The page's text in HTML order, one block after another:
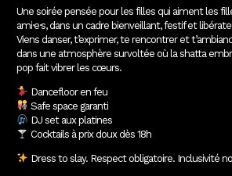
Une soirée pensée pour les filles qui aiment les
ami·e·s, dans un cadre bienveillant, festif et
Viens danser, t’exprimer, te rencontrer et
dans une atmosphère survoltée où la shatta
pop fait vibrer les cœurs.
Dancefloor en feu
Safe space garanti
DJ set aux platines
Cocktails à prix doux dès 18h
Dress to slay. Respect obligatoire. Inclusivité